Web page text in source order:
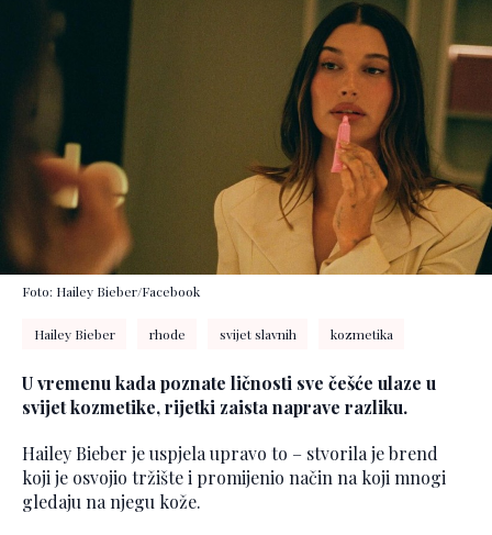
Foto: Hailey Bieber/Facebook
Hailey Bieber rhode svijet slavnih kozmetika
U vremenu kada poznate ličnosti sve češće ulaze u
svijet kozmetike, rijetki zaista naprave razliku.
Hailey Bieber je uspjela upravo to – stvorila je brend
koji je osvojio tržište i promijenio način na koji mnogi
gledaju na njegu kože.